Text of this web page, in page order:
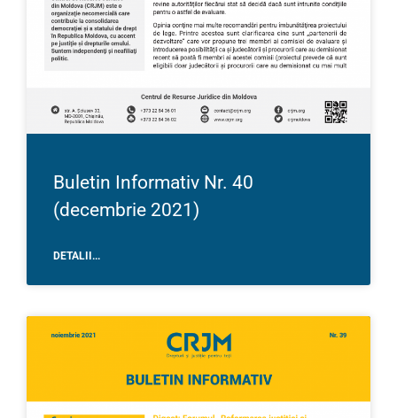
Buletin Informativ Nr. 40
(decembrie 2021)
DETALII...